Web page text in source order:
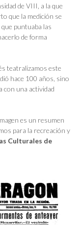
de VIII, a la que
que la medición se
que puntuaba las
de forma
teatralizamos este
hace 100 años, sino
con una actividad
es un resumen
para la recreación y
Culturales de